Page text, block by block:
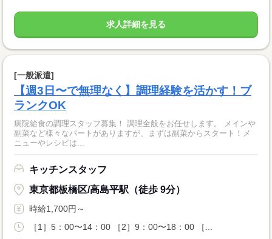
求人詳細を見る
[一般派遣]
【週3日〜で無理なく】調理経験を活かす！ブ
ランクOK
病院給食の調理スタッフ募集！ 調理全般をお任せします。 メインや
副菜など様々なパートがありますが、まずは副菜からスタート！メ
ニューやレシピは...
キッチンスタッフ
東京都板橋区/高島平駅（徒歩 9分）
時給1,700円～
［1］5：00〜14：00 ［2］9：00〜18：00 ［...